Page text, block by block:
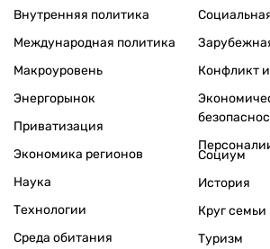
Внутренняя политика
Международная политика
Макроуровень
Энергорынок
Приватизация
Экономика регионов
Конфликт
Наука
Технологии
Среда обитания
Социум
История
Круг семьи
Туризм